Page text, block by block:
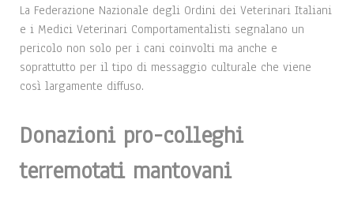
La Federazione Nazionale degli Ordini dei Veterinari Italiani
e i Medici Veterinari Comportamentalisti segnalano un
pericolo non solo per i cani coinvolti ma anche e
soprattutto per il tipo di messaggio culturale che viene
così largamente diffuso.
Donazioni pro-colleghi
terremotati mantovani